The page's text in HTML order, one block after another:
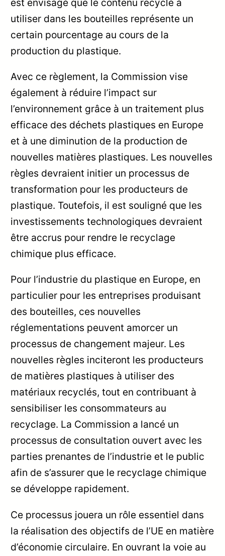
est envisagé que le contenu recyclé à
utiliser dans les bouteilles représente un
certain pourcentage au cours de la
production du plastique.
Avec ce règlement, la Commission vise
également à réduire l’impact sur
l’environnement grâce à un traitement plus
efficace des déchets plastiques en Europe
et à une diminution de la production de
nouvelles matières plastiques. Les nouvelles
règles devraient initier un processus de
transformation pour les producteurs de
plastique. Toutefois, il est souligné que les
investissements technologiques devraient
être accrus pour rendre le recyclage
chimique plus efficace.
Pour l’industrie du plastique en Europe, en
particulier pour les entreprises produisant
des bouteilles, ces nouvelles
réglementations peuvent amorcer un
processus de changement majeur. Les
nouvelles règles inciteront les producteurs
de matières plastiques à utiliser des
matériaux recyclés, tout en contribuant à
sensibiliser les consommateurs au
recyclage. La Commission a lancé un
processus de consultation ouvert avec les
parties prenantes de l’industrie et le public
afin de s’assurer que le recyclage chimique
se développe rapidement.
Ce processus jouera un rôle essentiel dans
la réalisation des objectifs de l’UE en matière
d’économie circulaire. En ouvrant la voie au